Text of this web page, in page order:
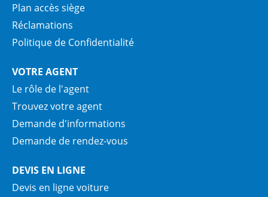
Plan accès siège
Réclamations
Politique de Confidentialité
VOTRE AGENT
Le rôle de l'agent
Trouvez votre agent
Demande d'informations
Demande de rendez-vous
DEVIS EN LIGNE
Devis en ligne voiture